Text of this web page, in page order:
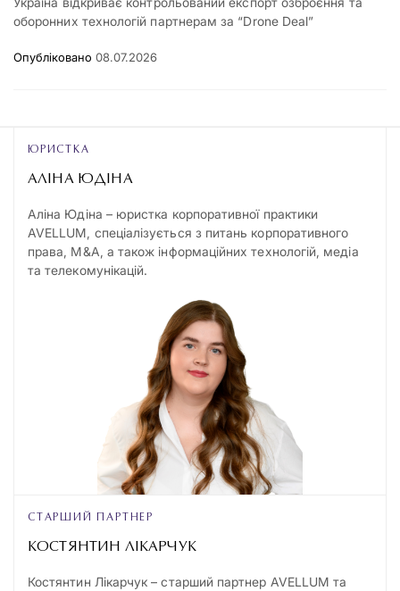
оборонних технологій партнерам за “Drone Deal”
Опубліковано 08.07.2026
ЮРИСТКА
АЛІНА ЮДІНА
Аліна Юдіна – юристка корпоративної практики
AVELLUM, спеціалізується з питань корпоративного
права, M&A, а також інформаційних технологій, медіа
та телекомунікацій.
СТАРШИЙ ПАРТНЕР
КОСТЯНТИН ЛІКАРЧУК
Костянтин Лікарчук – старший партнер AVELLUM та